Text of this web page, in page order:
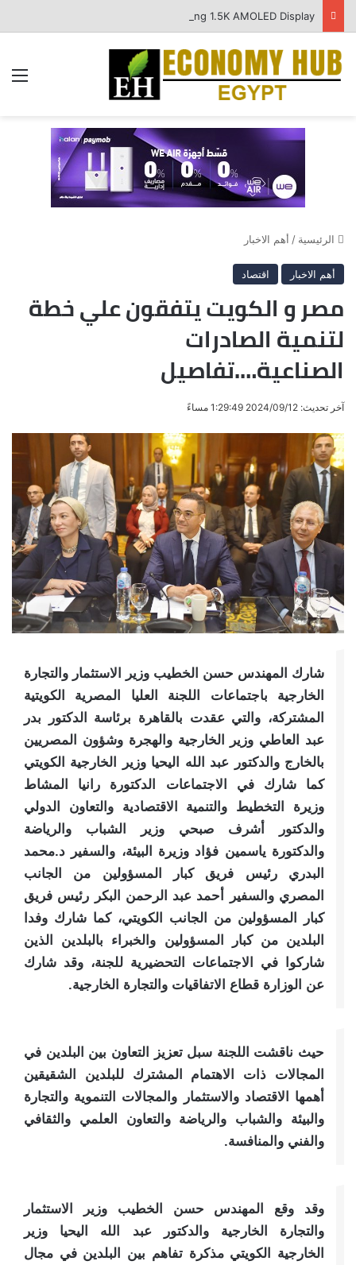
الرئيسية / أهم الاخبار
أهم الاخبار اقتصاد
مصر و الكويت يتفقون علي خطة
لتنمية الصادرات
الصناعية….تفاصيل
آخر تحديث: 2024/09/12 1:29:49 مساءً
شارك المهندس حسن الخطيب وزير الاستثمار والتجارة
الخارجية باجتماعات اللجنة العليا المصرية الكويتية
المشتركة، والتي عقدت بالقاهرة برئاسة الدكتور بدر
عبد العاطي وزير الخارجية والهجرة وشؤون المصريين
بالخارج والدكتور عبد الله اليحيا وزير الخارجية الكويتي
كما شارك في الاجتماعات الدكتورة رانيا المشاط
وزيرة التخطيط والتنمية الاقتصادية والتعاون الدولي
والدكتور أشرف صبحي وزير الشباب والرياضة
والدكتورة ياسمين فؤاد وزيرة البيئة، والسفير د.محمد
البدري رئيس فريق كبار المسؤولين من الجانب
المصري والسفير أحمد عبد الرحمن البكر رئيس فريق
كبار المسؤولين من الجانب الكويتي، كما شارك وفدا
البلدين من كبار المسؤولين والخبراء بالبلدين الذين
شاركوا في الاجتماعات التحضيرية للجنة، وقد شارك
عن الوزارة قطاع الاتفاقيات والتجارة الخارجية.
حيث ناقشت اللجنة سبل تعزيز التعاون بين البلدين في
المجالات ذات الاهتمام المشترك للبلدين الشقيقين
أهمها الاقتصاد والاستثمار والمجالات التنموية والتجارة
والبيئة والشباب والرياضة والتعاون العلمي والثقافي
والفني والمنافسة.
وقد وقع المهندس حسن الخطيب وزير الاستثمار
والتجارة الخارجية والدكتور عبد الله اليحيا وزير
الخارجية الكويتي مذكرة تفاهم بين البلدين في مجال